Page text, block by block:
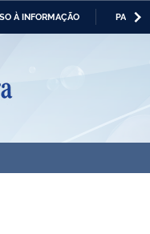
À INFORMAÇÃO